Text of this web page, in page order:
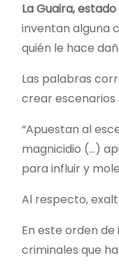
La Guaira,
inventan alguna
quién le hace
Las palabras
crear escenarios
“Apuestan al
magnicidio (…)
para influir y
Al respecto,
En este orden
criminales que